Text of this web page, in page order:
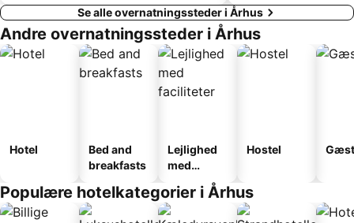
Se alle overnatningssteder i Århus
Andre overnatningssteder i Århus
Hotel
Bed and
breakfasts
Lejlighed
med
faciliteter
Hostel
Populære hotelkategorier i Århus